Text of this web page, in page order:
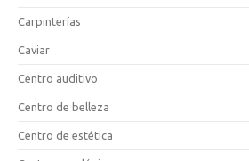
Carpinterías
Caviar
Centro auditivo
Centro de belleza
Centro de estética